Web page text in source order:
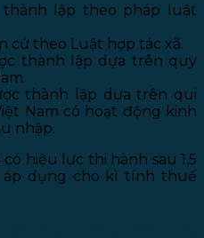
thành lập theo pháp luật
cứ theo Luật hợp tác xã.
thành lập dựa trên quy
thành lập dựa trên qui
Nam có hoạt động kinh
nhập.
hiệu lực thi hành sau 1,5
dụng cho kì tính thuế